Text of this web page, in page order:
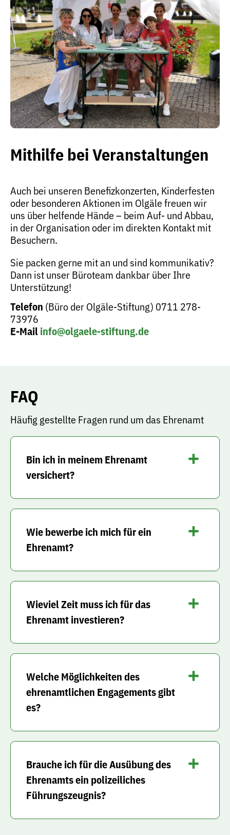
Mithilfe bei Veranstaltungen
Auch bei unseren Benefizkonzerten, Kinderfesten
oder besonderen Aktionen im Olgäle freuen wir
uns über helfende Hände – beim Auf- und Abbau,
in der Organisation oder im direkten Kontakt mit
Besuchern.
Sie packen gerne mit an und sind kommunikativ?
Dann ist unser Büroteam dankbar über Ihre
Unterstützung!
Telefon (Büro der Olgäle-Stiftung) 0711 278-
73976
E-Mailinfo@olgaele-stiftung.de
FAQ
Häufig gestellte Fragen rund um das Ehrenamt
Bin ich in meinem Ehrenamt
versichert?
Wie bewerbe ich mich für ein
Ehrenamt?
Wieviel Zeit muss ich für das
Ehrenamt investieren?
Welche Möglichkeiten des
ehrenamtlichen Engagements gibt
es?
Brauche ich für die Ausübung des
Ehrenamts ein polizeiliches
Führungszeugnis?